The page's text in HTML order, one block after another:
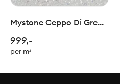
Mystone Ceppo Di Gre
999,-
per m²